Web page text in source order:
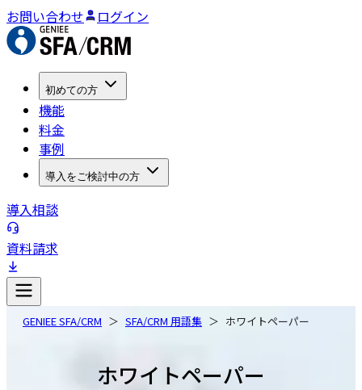
お問い合わせ ログイン
初めての方
機能
料金
事例
導入をご検討中の方
導入相談
資料請求
GENIEE SFA/CRM SFA/CRM 用語集 ホワイトペーパー
ホワイトペーパー